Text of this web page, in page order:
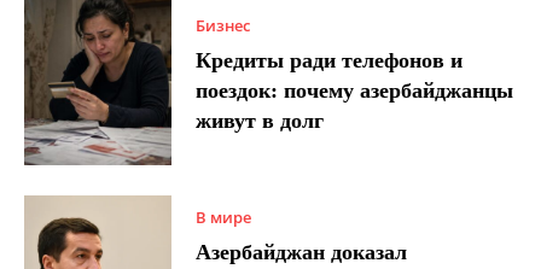
Бизнес
Кредиты ради телефонов и
поездок: почему азербайджанцы
живут в долг
В мире
Азербайджан доказал